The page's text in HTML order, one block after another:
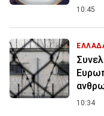
10:45
10:34